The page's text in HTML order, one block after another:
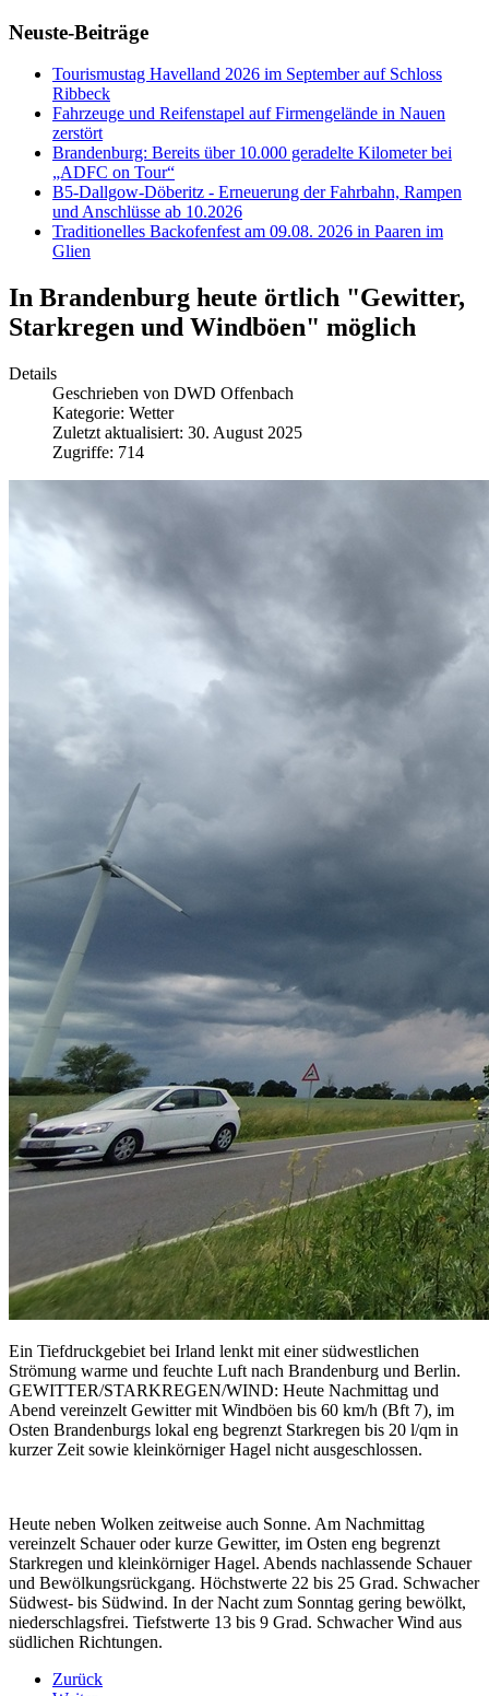
Neuste-Beiträge
Tourismustag Havelland 2026 im September auf Schloss
Ribbeck
Fahrzeuge und Reifenstapel auf Firmengelände in Nauen
zerstört
Brandenburg: Bereits über 10.000 geradelte Kilometer bei
„ADFC on Tour“
B5-Dallgow-Döberitz - Erneuerung der Fahrbahn, Rampen
und Anschlüsse ab 10.2026
Traditionelles Backofenfest am 09.08. 2026 in Paaren im
Glien
In Brandenburg heute örtlich "Gewitter,
Starkregen und Windböen" möglich
Details
Geschrieben von DWD Offenbach
Kategorie: Wetter
Zuletzt aktualisiert: 30. August 2025
Zugriffe: 714
Ein Tiefdruckgebiet bei Irland lenkt mit einer südwestlichen
Strömung warme und feuchte Luft nach Brandenburg und Berlin.
GEWITTER/STARKREGEN/WIND: Heute Nachmittag und
Abend vereinzelt Gewitter mit Windböen bis 60 km/h (Bft 7), im
Osten Brandenburgs lokal eng begrenzt Starkregen bis 20 l/qm in
kurzer Zeit sowie kleinkörniger Hagel nicht ausgeschlossen.
Heute neben Wolken zeitweise auch Sonne. Am Nachmittag
vereinzelt Schauer oder kurze Gewitter, im Osten eng begrenzt
Starkregen und kleinkörniger Hagel. Abends nachlassende Schauer
und Bewölkungsrückgang. Höchstwerte 22 bis 25 Grad. Schwacher
Südwest- bis Südwind. In der Nacht zum Sonntag gering bewölkt,
niederschlagsfrei. Tiefstwerte 13 bis 9 Grad. Schwacher Wind aus
südlichen Richtungen.
Zurück